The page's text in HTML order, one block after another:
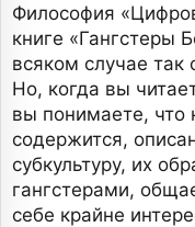
Философия
книге «Гангстеры
всяком случае так
Но, когда вы
вы понимаете, что
содержится,
субкультуру, их
гангстерами,
себе крайне